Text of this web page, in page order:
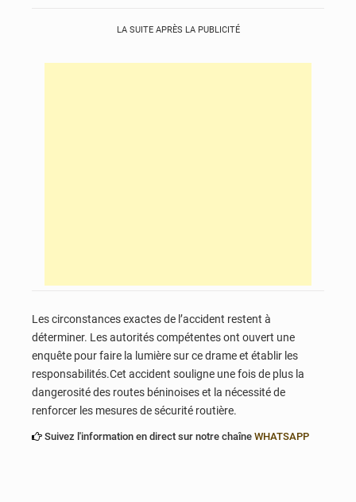
LA SUITE APRÈS LA PUBLICITÉ
Les circonstances exactes de l’accident restent à
déterminer. Les autorités compétentes ont ouvert une
enquête pour faire la lumière sur ce drame et établir les
responsabilités.Cet accident souligne une fois de plus la
dangerosité des routes béninoises et la nécessité de
renforcer les mesures de sécurité routière.
Suivez l'information en direct sur notre chaîne WHATSAPP